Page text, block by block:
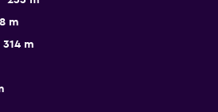
m
314 m